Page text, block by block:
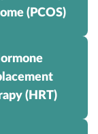
(PCOS)
(HRT)